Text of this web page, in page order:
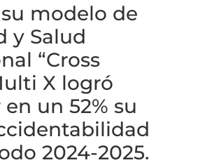
modelo de
y Salud
“Cross
X logró
un 52% su
2024-2025.